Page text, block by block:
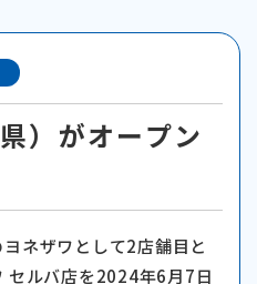
）がオープン
ネザワとして2店舗目と
セルバ店を2024年6月7日